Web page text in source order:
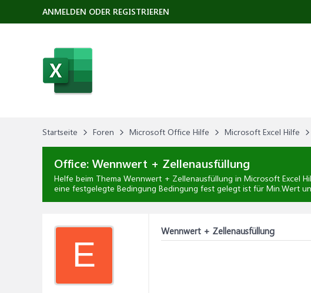
Startseite Foren Microsoft Office Hilfe Microsoft Excel Hilfe
Office:Wennwert + Zellenausfüllung
Helfe beim Thema Wennwert + Zellenausfüllung in Microsoft Excel
eine festgelegte Bedingung Bedingung fest gelegt ist für Min.Wert
E
Wennwert + Zellenausfüllung
ANMELDEN ODER REGISTRIEREN